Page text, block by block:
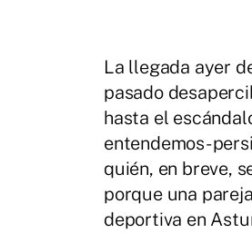
La llegada ayer
pasado
hasta el
entendemos-
quién, en breve,
porque una
deportiva en